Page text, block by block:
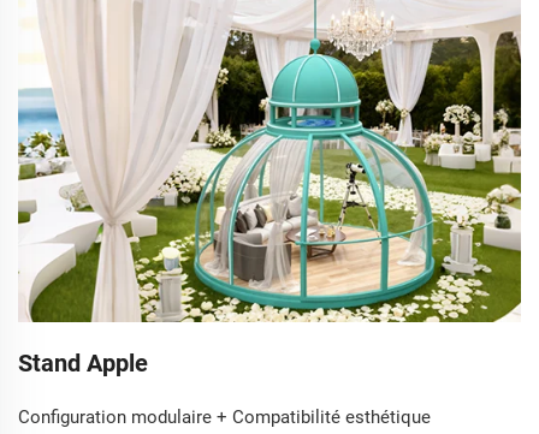
Stand Apple
Configuration modulaire + Compatibilité esthétique